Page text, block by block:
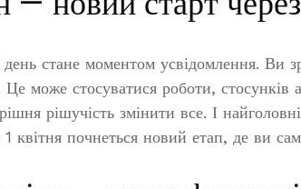
стане моментом усвідомлення. Ви
може стосуватися роботи, стосунків
рішучість змінити все. І
квітня почнеться новий етап, де ви